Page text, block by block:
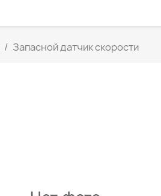
Запасной датчик скорости